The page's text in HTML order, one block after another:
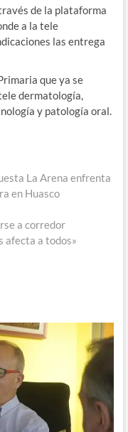
de la plataforma
a la tele
las entrega
que ya se
dermatología,
y patología oral.
La Arena enfrenta
en Huasco
a corredor
afecta a todos»